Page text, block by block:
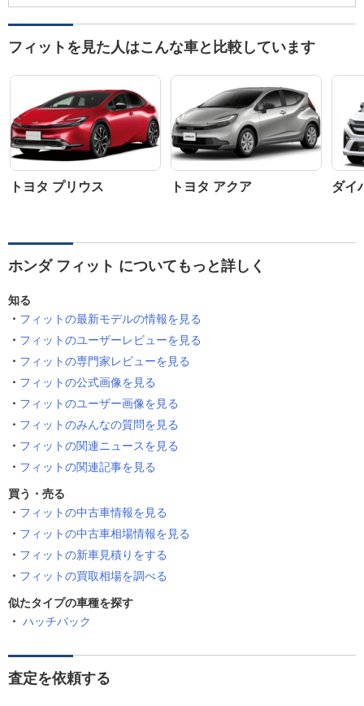
フィットを見た人はこんな車と比較しています
トヨタ プリウス トヨタ アクア ダイ
ホンダ フィット についてもっと詳しく
知る
フィットの最新モデルの情報を見る
フィットのユーザーレビューを見る
フィットの専門家レビューを見る
フィットの公式画像を見る
フィットのユーザー画像を見る
フィットのみんなの質問を見る
フィットの関連ニュースを見る
フィットの関連記事を見る
買う・売る
フィットの中古車情報を見る
フィットの中古車相場情報を見る
フィットの新車見積りをする
フィットの買取相場を調べる
似たタイプの車種を探す
ハッチバック
査定を依頼する